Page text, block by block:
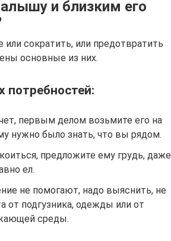
и близким его
сократить, или предотвратить
основные из них.
потребностей:
первым делом возьмите его на
нужно было знать, что вы рядом.
предложите ему грудь, даже
ел.
не помогают, надо выяснить, не
подгузника, одежды или от
среды.